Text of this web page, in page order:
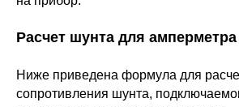
Расчет шунта для амперметра
Ниже приведена формула для
сопротивления шунта,